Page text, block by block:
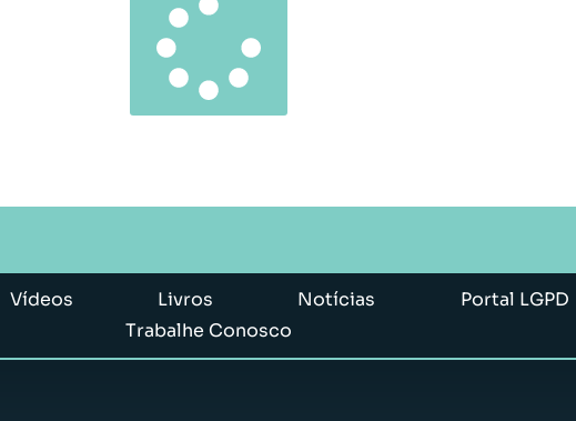
Vídeos Livros Notícias Portal LGPD
Trabalhe Conosco